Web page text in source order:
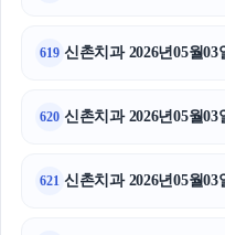
619 신촌치과 2026년05월
620 신촌치과 2026년05월
621 신촌치과 2026년05월